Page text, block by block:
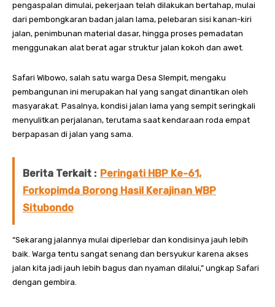
pengaspalan dimulai, pekerjaan telah dilakukan bertahap, mulai
dari pembongkaran badan jalan lama, pelebaran sisi kanan-kiri
jalan, penimbunan material dasar, hingga proses pemadatan
menggunakan alat berat agar struktur jalan kokoh dan awet.
Safari Wibowo, salah satu warga Desa Slempit, mengaku
pembangunan ini merupakan hal yang sangat dinantikan oleh
masyarakat. Pasalnya, kondisi jalan lama yang sempit seringkali
menyulitkan perjalanan, terutama saat kendaraan roda empat
berpapasan di jalan yang sama.
Berita Terkait : Peringati HBP Ke-61,
Forkopimda Borong Hasil Kerajinan WBP
Situbondo
“Sekarang jalannya mulai diperlebar dan kondisinya jauh lebih
baik. Warga tentu sangat senang dan bersyukur karena akses
jalan kita jadi jauh lebih bagus dan nyaman dilalui,” ungkap Safari
dengan gembira.